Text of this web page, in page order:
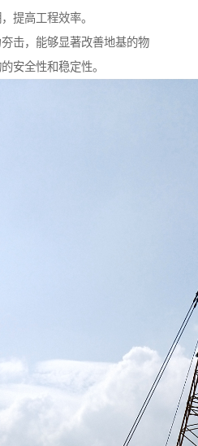
提高工程效率。
击，能够显著改善地基的物
安全性和稳定性。